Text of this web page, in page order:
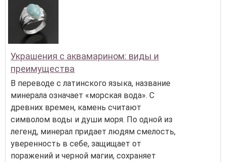
Украшения с аквамарином: виды и
преимущества
В переводе с латинского языка, название
минерала означает «морская вода». С
древних времен, камень считают
символом воды и души моря. По одной из
легенд, минерал придает людям смелость,
уверенность в себе, защищает от
поражений и черной магии, сохраняет